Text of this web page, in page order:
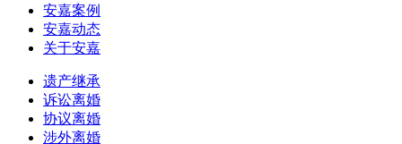
安嘉案例
安嘉动态
关于安嘉
遗产继承
诉讼离婚
协议离婚
涉外离婚